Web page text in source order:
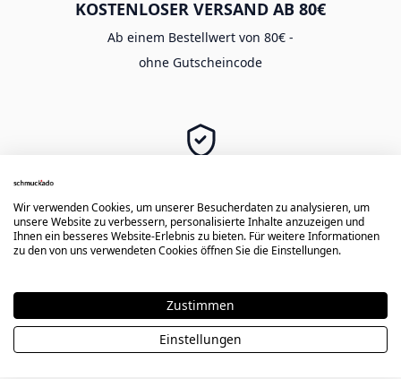
KOSTENLOSER VERSAND AB 80€
Ab einem Bestellwert von 80€ -
ohne Gutscheincode
Langlebige Gravur -
sichere Zahlung & Käuferschutz
★★★★★
Kundenbewertungen zu Schmuckado
Wir verwenden Cookies, um unserer Besucherdaten zu analysieren, um
unsere Website zu verbessern, personalisierte Inhalte anzuzeigen und
Ihnen ein besseres Website-Erlebnis zu bieten. Für weitere Informationen
zu den von uns verwendeten Cookies öffnen Sie die Einstellungen.
Zustimmen
Einstellungen